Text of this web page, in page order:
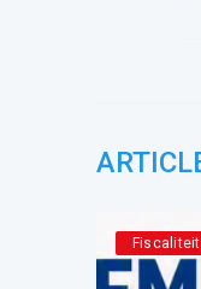
Fiscaliteit